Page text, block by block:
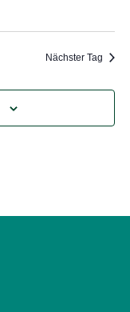
Nächster Tag